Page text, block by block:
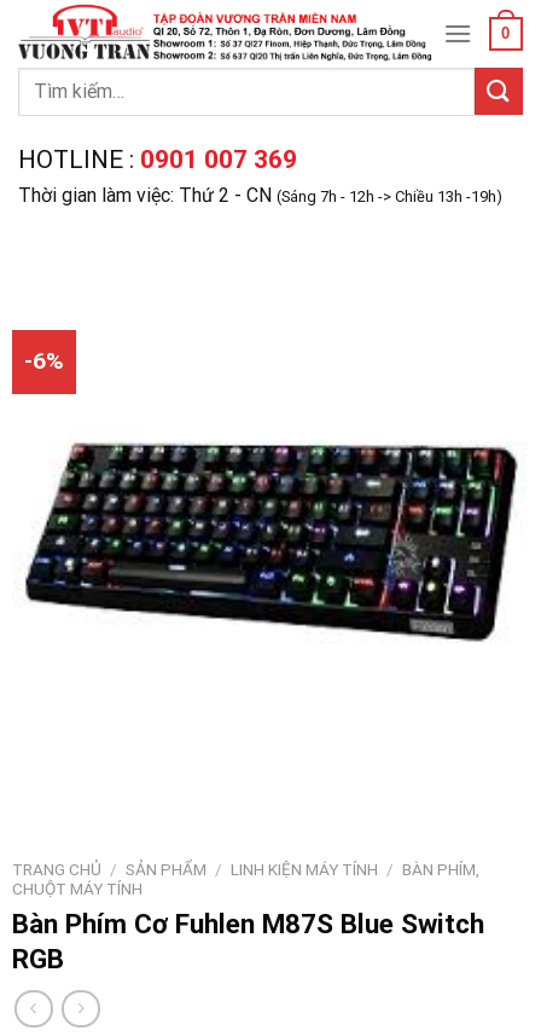
content
0
Tìm
HOTLINE : 0901 007 369
Thời gian làm việc: Thứ 2 - CN (Sáng 7h - 12h -> Chiều 13h -19h)
-6%
TRANG CHỦ / SẢN PHẨM / LINH KIỆN MÁY TÍNH / BÀN PHÍM,
CHUỘT MÁY TÍNH
Bàn Phím Cơ Fuhlen M87S Blue Switch
RGB